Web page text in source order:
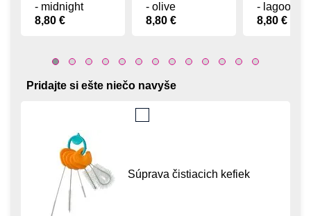
- midnight
8,80 €
- olive
8,80 €
- lagoon
8,80 €
Pridajte si ešte niečo navyše
Súprava čistiacich kefiek